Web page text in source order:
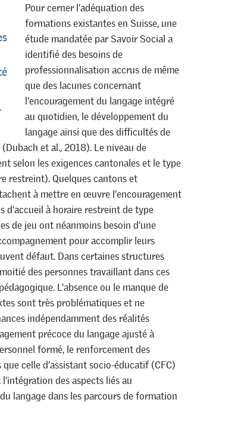
Pour cerner l’adéquation des
formations existantes en Suisse, une
étude mandatée par Savoir Social a
identifié des besoins de
professionnalisation accrus de même
que des lacunes concernant
l’encouragement du langage intégré
au quotidien, le développement du
langage ainsi que des difficultés de
et al., 2018). Le niveau de
selon les exigences cantonales et le type
restreint). Quelques cantons et
à mettre en œuvre l’encouragement
d’accueil à horaire restreint de type
de jeu ont néanmoins besoin d’une
pour accomplir leurs
défaut. Dans certaines structures
des personnes travaillant dans ces
L’absence ou le manque de
sont très problématiques et ne
indépendamment des réalités
précoce du langage ajusté à
formé, le renforcement des
celle d’assistant socio-éducatif (CFC)
des aspects liés au
langage dans les parcours de formation